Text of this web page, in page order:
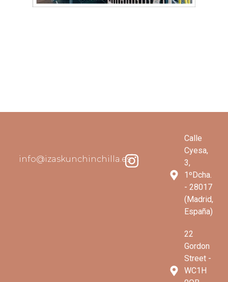
info@izaskunchinchilla.es
Calle
Cyesa,
3,
1ºDcha.
- 28017
(Madrid,
España)
22
Gordon
Street -
WC1H